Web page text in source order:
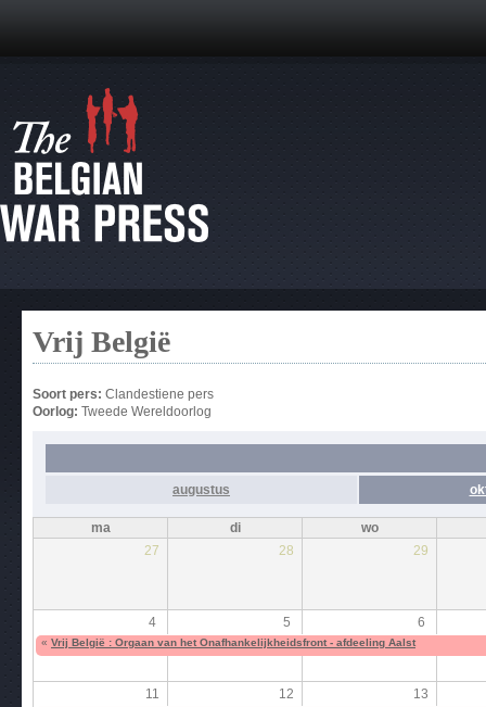
Vrij België
Soort pers: Clandestiene pers
Oorlog: Tweede Wereldoorlog
augustus
ma di
wo
27
28 29
4 5 6
« Vrij België : Orgaan van het Onafhankelijkheidsfront - afdeeling Aalst
11 12 13